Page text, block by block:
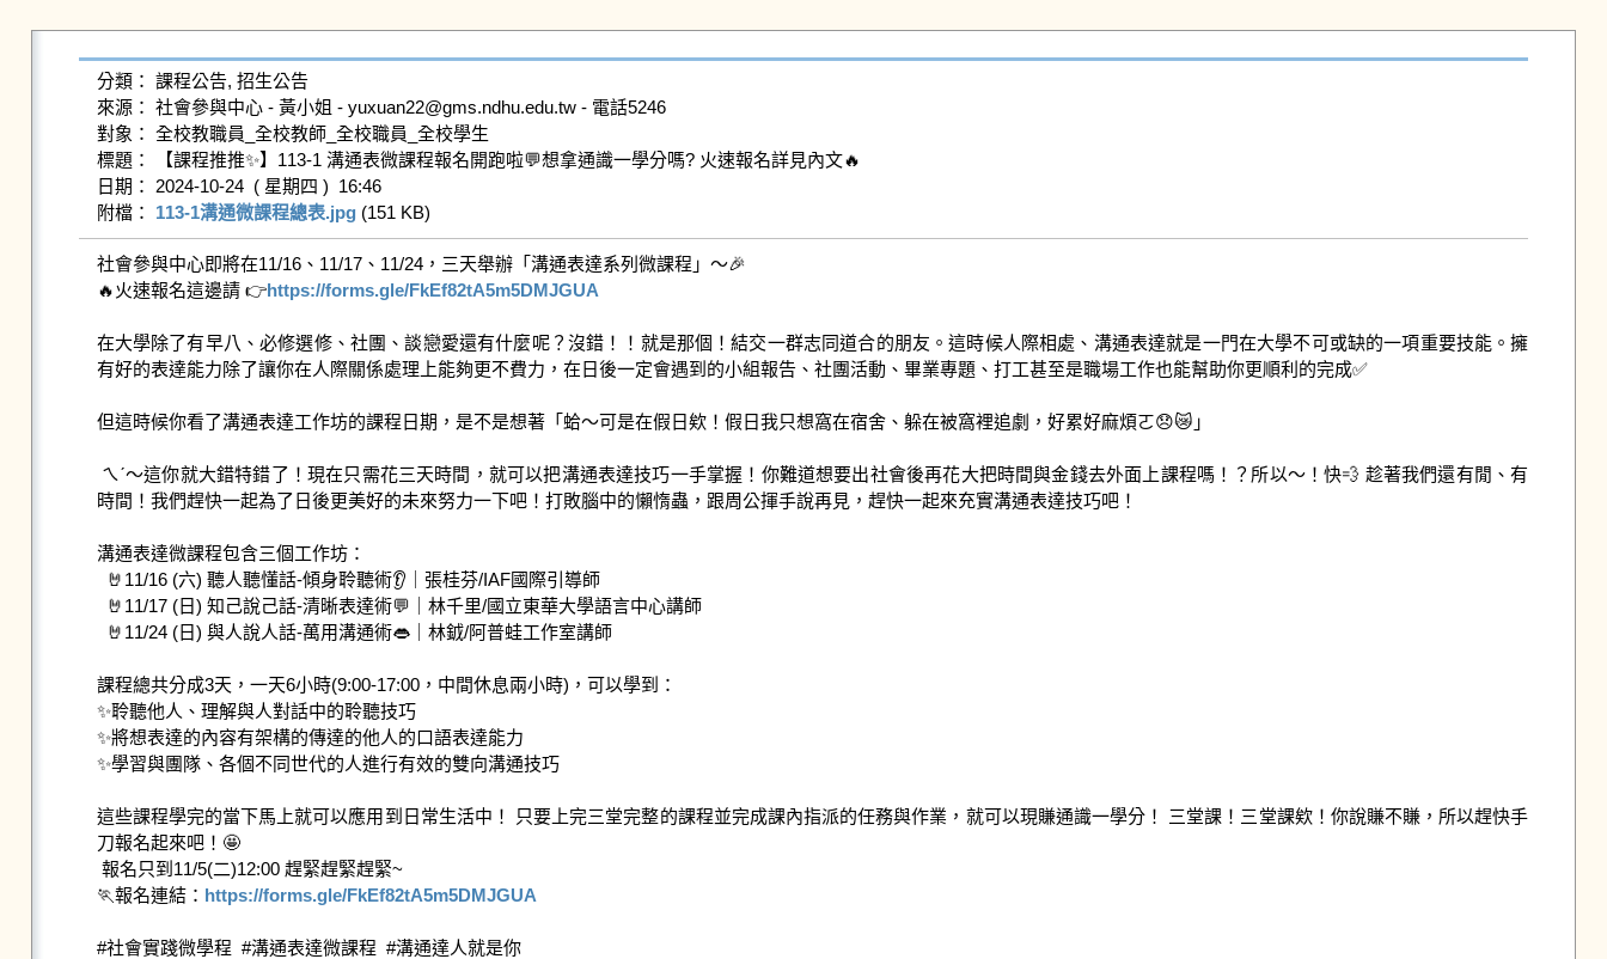
分類： 課程公告, 招生公告
來源： 社會參與中心 - 黃小姐 - yuxuan22@gms.ndhu.edu.tw - 電話5246
對象： 全校教職員_全校教師_全校職員_全校學生
標題： 【課程推推✨】113-1 溝通表微課程報名開跑啦💬想拿通識一學分嗎? 火速報名詳見內文🔥
日期： 2024-10-24  ( 星期四 )  16:46
附檔： 113-1溝通微課程總表.jpg (151 KB)
社會參與中心即將在11/16、11/17、11/24，三天舉辦「溝通表達系列微課程」～🎉
🔥火速報名這邊請 👉https://forms.gle/FkEf82tA5m5DMJGUA
在大學除了有早八、必修選修、社團、談戀愛還有什麼呢？沒錯！！就是那個！結交一群志同道合的朋友。這時候人際相處、溝通表達就是一門在大學不可或缺的一項重要技能。擁
有好的表達能力除了讓你在人際關係處理上能夠更不費力，在日後一定會遇到的小組報告、社團活動、畢業專題、打工甚至是職場工作也能幫助你更順利的完成✅
但這時候你看了溝通表達工作坊的課程日期，是不是想著「蛤～可是在假日欸！假日我只想窩在宿舍、躲在被窩裡追劇，好累好麻煩ㄛ😞😿」
時間！我們趕快一起為了日後更美好的未來努力一下吧！打敗腦中的懶惰蟲，跟周公揮手說再見，趕快一起來充實溝通表達技巧吧！
溝通表達微課程包含三個工作坊：
課程總共分成3天，一天6小時(9:00-17:00，中間休息兩小時)，可以學到：
✨聆聽他人、理解與人對話中的聆聽技巧
✨將想表達的內容有架構的傳達的他人的口語表達能力
✨學習與團隊、各個不同世代的人進行有效的雙向溝通技巧
這些課程學完的當下馬上就可以應用到日常生活中！ 只要上完三堂完整的課程並完成課內指派的任務與作業，就可以現賺通識一學分！ 三堂課！三堂課欸！你說賺不賺，所以趕快手
刀報名起來吧！🤩
🏃報名連結： https://forms.gle/FkEf82tA5m5DMJGUA
#社會實踐微學程  #溝通表達微課程  #溝通達人就是你